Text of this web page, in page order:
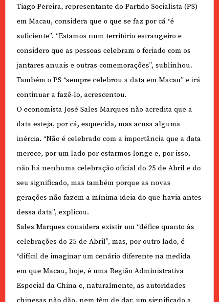
Tiago Pereira, representante do Partido Socialista (PS)
em Macau, considera que o que se faz por cá “é
suficiente”. “Estamos num território estrangeiro e
considero que as pessoas celebram o feriado com os
jantares anuais e outras comemorações”, sublinhou.
Também o PS “sempre celebrou a data em Macau” e irá
continuar a fazê-lo, acrescentou.
O economista José Sales Marques não acredita que a
data esteja, por cá, esquecida, mas acusa alguma
inércia. “Não é celebrado com a importância que a data
merece, por um lado por estarmos longe e, por isso,
não há nenhuma celebração oficial do 25 de Abril e do
seu significado, mas também porque as novas
gerações não fazem a mínima ideia do que havia antes
dessa data”, explicou.
Sales Marques considera existir um “défice quanto às
celebrações do 25 de Abril”, mas, por outro lado, é
“difícil de imaginar um cenário diferente na medida
em que Macau, hoje, é uma Região Administrativa
Especial da China e, naturalmente, as autoridades